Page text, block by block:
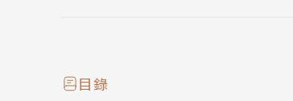
縮緬產業街」、京都小合掌村「美
近人的慢速美景，時光彷彿佇足，風
【特企】ローカル線「丹後鉄道」 介
目錄